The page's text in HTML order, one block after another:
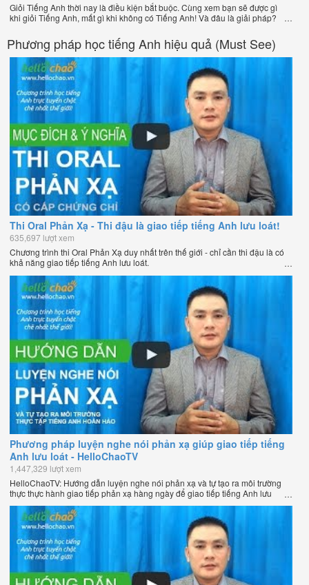
Giỏi Tiếng Anh thời nay là điều kiện bắt buộc. Cùng xem bạn sẽ được gì
khi giỏi Tiếng Anh, mất gì khi không có Tiếng Anh! Và đâu là giải pháp?
Phương pháp học tiếng Anh hiệu quả (Must See)
Thi Oral Phản Xạ - Thi đậu là giao tiếp tiếng Anh lưu loát!
635,697 lượt xem
Chương trình thi Oral Phản Xạ duy nhất trên thế giới - chỉ cần thi đậu là có
khả năng giao tiếp tiếng Anh lưu loát.
Phương pháp luyện nghe nói phản xạ giúp giao tiếp tiếng
Anh lưu loát - HelloChaoTV
1,447,329 lượt xem
HelloChaoTV: Hướng dẫn luyện nghe nói phản xạ và tự tạo ra môi trường
thực thực hành giao tiếp phản xạ hàng ngày để giao tiếp tiếng Anh lưu
loát như người bản xứ của thầy Phạm Việt Thắng - đồng sáng lập
HelloChao.vn - Chương trình dạy tiếng Anh trực tuyến chặt chẽ nhất thế
giới.